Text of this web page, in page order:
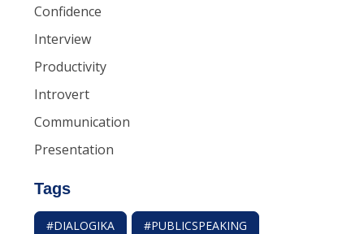
Confidence
Interview
Productivity
Introvert
Communication
Presentation
Tags
#DIALOGIKA #PUBLICSPEAKING